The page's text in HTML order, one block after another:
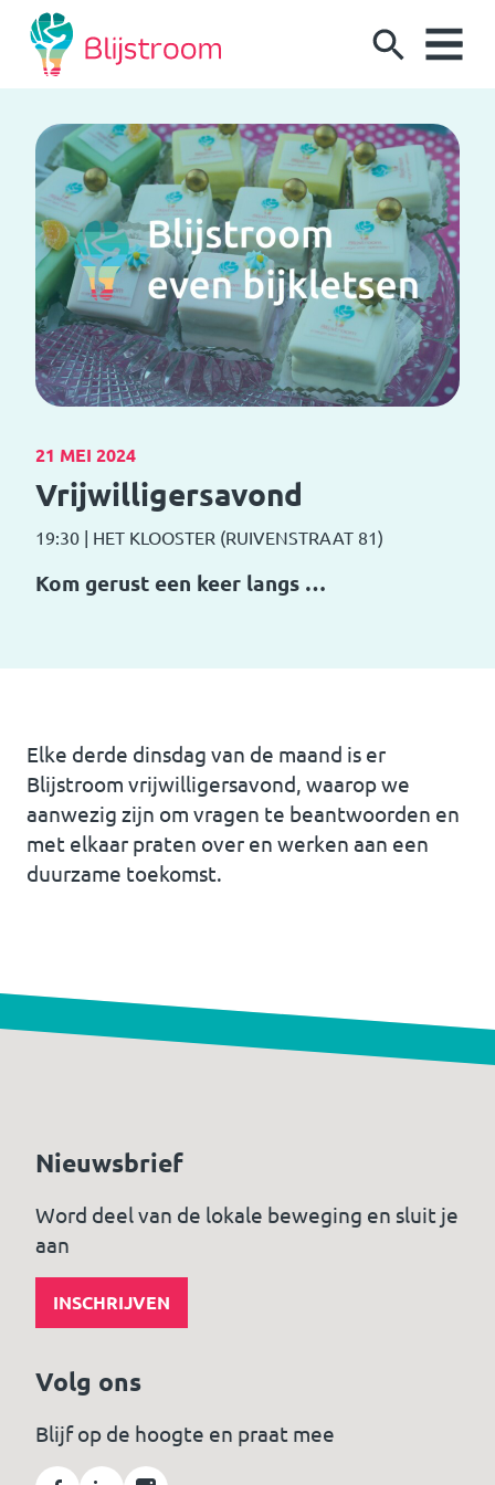
Ga naar de inhoud
21 MEI 2024
Vrijwilligersavond
19:30 | HET KLOOSTER (RUIVENSTRAAT 81)
Kom gerust een keer langs …
Elke derde dinsdag van de maand is er
Blijstroom vrijwilligersavond, waarop we
aanwezig zijn om vragen te beantwoorden en
met elkaar praten over en werken aan een
duurzame toekomst.
Nieuwsbrief
Word deel van de lokale beweging en sluit je
aan
INSCHRIJVEN
Volg ons
Blijf op de hoogte en praat mee